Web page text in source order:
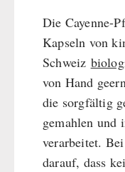
Die Cayenne-
Kapseln von
Schweiz
von Hand
die sorgfältig
gemahlen und
verarbeitet.
darauf, dass